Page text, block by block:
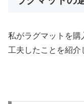
私がラグマットを購
工夫した ことを紹介